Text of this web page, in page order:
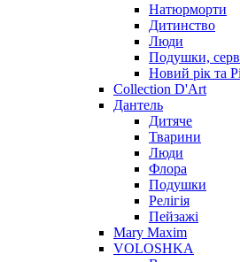
Натюрморти
Дитинство
Люди
Подушки,
Новий рік та
Collection D'Art
Дантель
Дитяче
Тварини
Люди
Флора
Подушки
Релігія
Пейзажі
Mary Maxim
VOLOSHKA